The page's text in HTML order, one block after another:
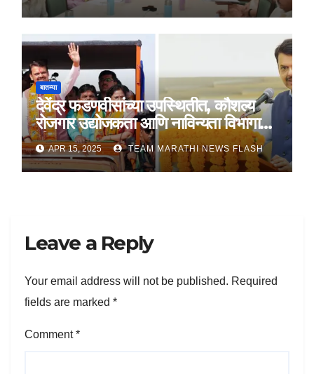
बातम्या
देवेंद्र फडणवीसांच्या उपस्थितीत, कौशल्य
रोजगार उद्योजकता आणि नाविन्यता विभागाचे
तीन सामंजस्य करार
APR 15, 2025 TEAM MARATHI NEWS FLASH
Leave a Reply
Your email address will not be published. Required
fields are marked *
Comment*